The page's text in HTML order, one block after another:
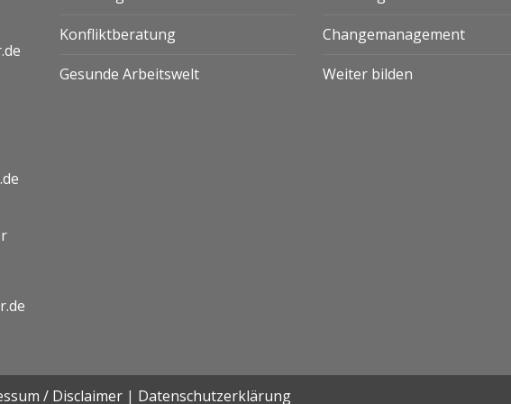
Konfliktberatung
Gesunde Arbeitswelt
Changemanagement
Weiter bilden
/ Disclaimer | Datenschutzerklärung